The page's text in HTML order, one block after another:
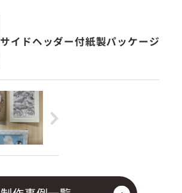
サイドヘッダー付紙製パッケージ